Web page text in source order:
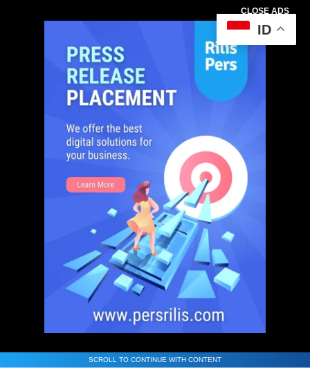
CLOSE ADS
SCROLL TO CONTINUE WITH CONTENT
ID